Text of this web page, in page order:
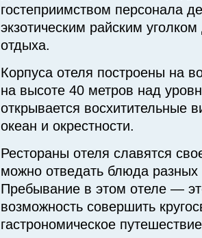
гостеприимством персонала
экзотическим райским
отдыха.
Корпуса отеля построены на
на высоте 40 метров над
открывается восхитительные
океан и окрестности.
Рестораны отеля славятся
можно отведать блюда
Пребывание в этом отеле —
возможность совершить
гастрономическое